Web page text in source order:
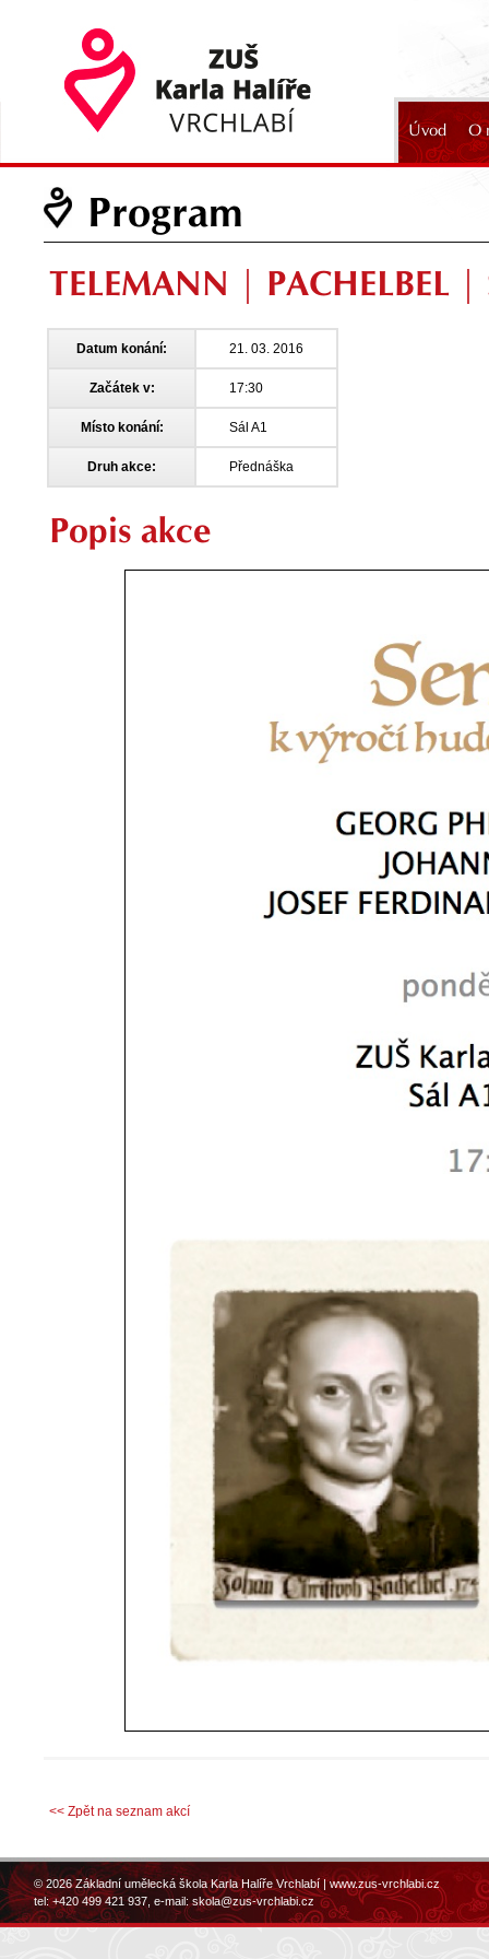
Úvod O
Program
TELEMANN | PACHELBEL |
Datum konání: 21. 03. 2016
Začátek v: 17:30
Místo konání: Sál A1
Druh akce: Přednáška
Popis akce
<< Zpět na seznam akcí
© 2026 Základní umělecká škola Karla Halíře Vrchlabí |www.zus-vrchlabi.cz
tel: +420 499 421 937, e-mail:skola@zus-vrchlabi.cz